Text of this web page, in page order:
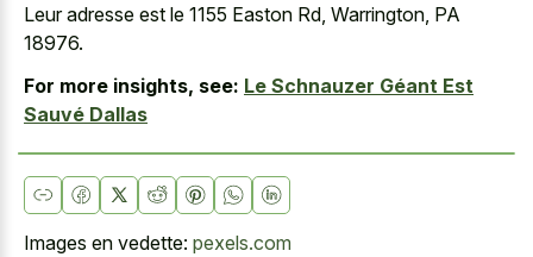
Leur adresse est le 1155 Easton Rd, Warrington, PA
18976.
For more insights, see: Le Schnauzer Géant Est
Sauvé Dallas
Images en vedette: pexels.com